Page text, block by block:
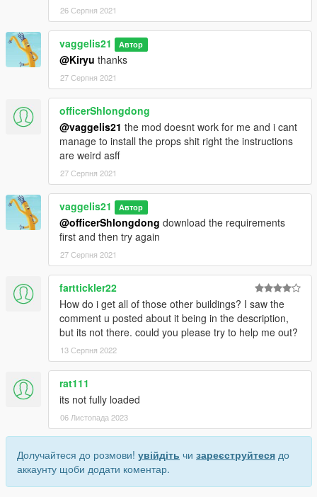
26 Серпня 2021
vaggelis21 Автор
@Kiryu thanks
27 Серпня 2021
officerShlongdong
@vaggelis21 the mod doesnt work for me and i cant
manage to install the props shit right the instructions
are weird asff
27 Серпня 2021
vaggelis21 Автор
@officerShlongdong download the requirements
first and then try again
27 Серпня 2021
farttickler22
How do i get all of those other buildings? I saw the
comment u posted about it being in the description,
but its not there. could you please try to help me out?
13 Серпня 2022
rat111
its not fully loaded
06 Листопада 2023
Долучайтеся до розмови! увійдіть чи зареєструйтеся до
аккаунту щоби додати коментар.